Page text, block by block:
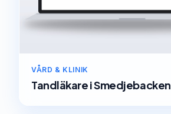
VÅRD & KLINIK
TandläkareiSmedjebacken